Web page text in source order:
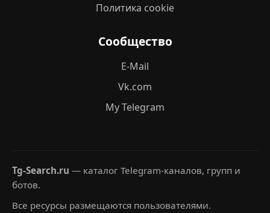
Политика cookie
Сообщество
E-Mail
Vk.com
My Telegram
Tg-Search.ru — каталог Telegram-каналов, групп и
ботов.
Все ресурсы размещаются пользователями.